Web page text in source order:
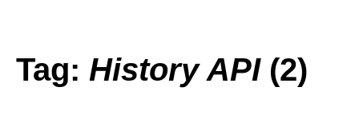
Tag: History API(2)